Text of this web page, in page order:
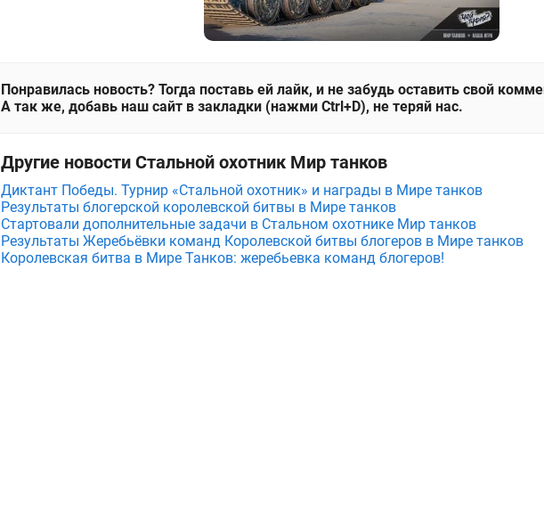
Понравилась новость? Тогда поставь ей лайк, и не забудь оставить свой
А так же, добавь наш сайт в закладки (нажми Ctrl+D), не теряй нас.
Другие новости Стальной охотник Мир танков
Диктант Победы. Турнир «Стальной охотник» и награды в Мире танков
Результаты блогерской королевской битвы в Мире танков
Стартовали дополнительные задачи в Стальном охотнике Мир танков
Результаты Жеребьёвки команд Королевской битвы блогеров в Мире танков
Королевская битва в Мире Танков: жеребьевка команд блогеров!